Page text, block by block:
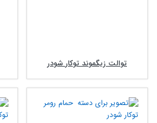
توالت زیگموند توکار شودر